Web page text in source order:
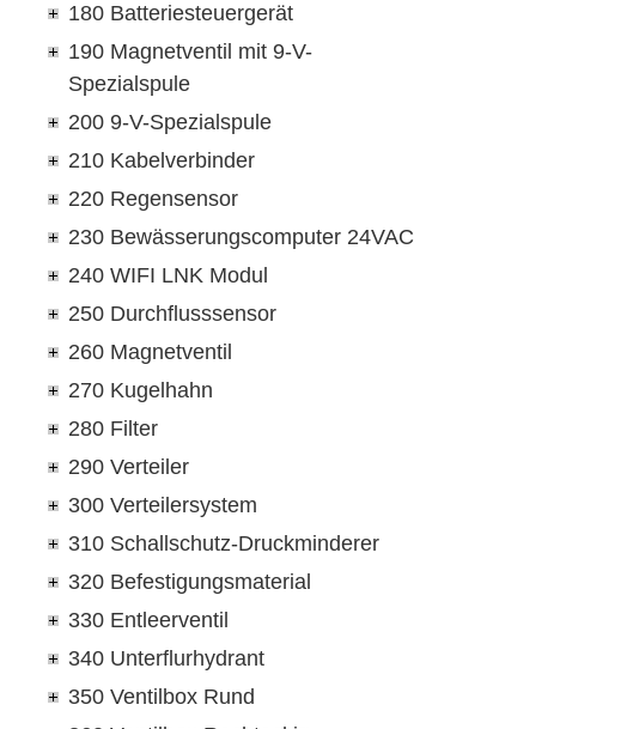
180 Batteriesteuergerät
190 Magnetventil mit 9-V-
Spezialspule
200 9-V-Spezialspule
210 Kabelverbinder
220 Regensensor
230 Bewässerungscomputer 24VAC
240 WIFI LNK Modul
250 Durchflusssensor
260 Magnetventil
270 Kugelhahn
280 Filter
290 Verteiler
300 Verteilersystem
310 Schallschutz-Druckminderer
320 Befestigungsmaterial
330 Entleerventil
340 Unterflurhydrant
350 Ventilbox Rund